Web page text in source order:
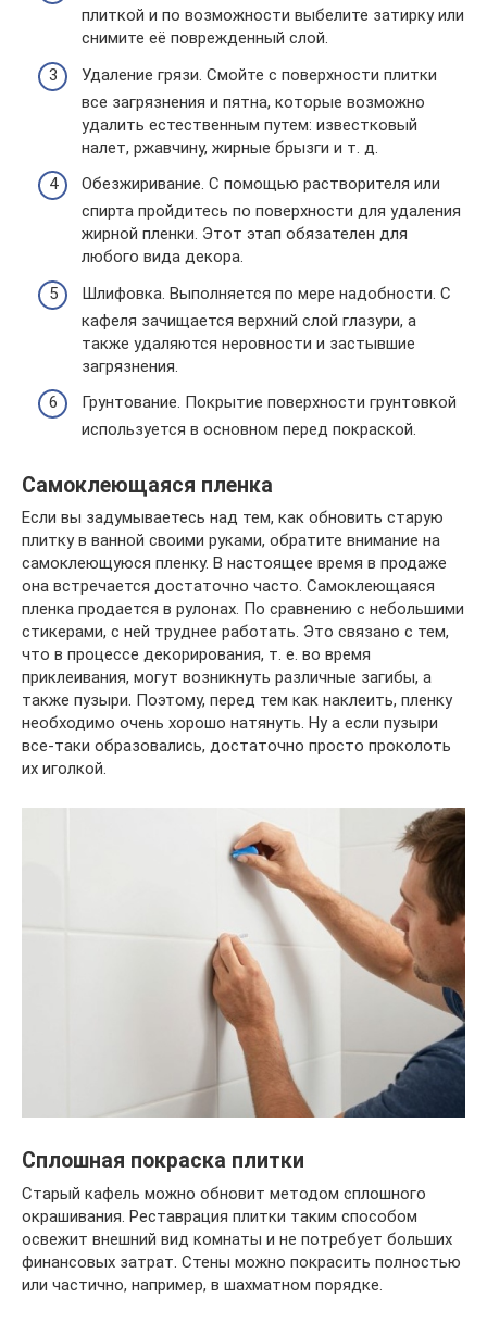
плиткой и по возможности выбелите затирку или
снимите её поврежденный слой.
Удаление грязи. Смойте с поверхности плитки
все загрязнения и пятна, которые возможно
удалить естественным путем: известковый
налет, ржавчину, жирные брызги и т. д.
Обезжиривание. С помощью растворителя или
спирта пройдитесь по поверхности для удаления
жирной пленки. Этот этап обязателен для
любого вида декора.
Шлифовка. Выполняется по мере надобности. С
кафеля зачищается верхний слой глазури, а
также удаляются неровности и застывшие
загрязнения.
Грунтование. Покрытие поверхности грунтовкой
используется в основном перед покраской.
Самоклеющаяся пленка
Если вы задумываетесь над тем, как обновить старую
плитку в ванной своими руками, обратите внимание на
самоклеющуюся пленку. В настоящее время в продаже
она встречается достаточно часто. Самоклеющаяся
пленка продается в рулонах. По сравнению с небольшими
стикерами, с ней труднее работать. Это связано с тем,
что в процессе декорирования, т. е. во время
приклеивания, могут возникнуть различные загибы, а
также пузыри. Поэтому, перед тем как наклеить, пленку
необходимо очень хорошо натянуть. Ну а если пузыри
все-таки образовались, достаточно просто проколоть
их иголкой.
Сплошная покраска плитки
Старый кафель можно обновит методом сплошного
окрашивания. Реставрация плитки таким способом
освежит внешний вид комнаты и не потребует больших
финансовых затрат. Стены можно покрасить полностью
или частично, например, в шахматном порядке.